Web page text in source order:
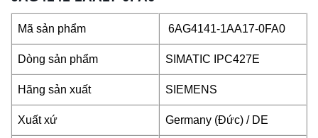
Mã sản phẩm 6AG4141-1AA17-0FA0
Dòng sản phẩm SIMATIC IPC427E
Hãng sản xuất SIEMENS
Xuất xứ Germany (Đức) / DE